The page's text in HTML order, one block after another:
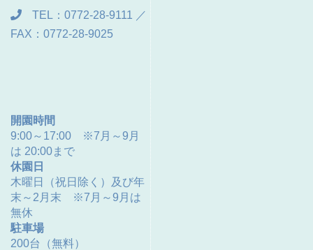
TEL：0772-28-9111 ／
FAX：0772-28-9025
開園時間
9:00～17:00 ※7月～9月
は 20:00まで
休園日
木曜日（祝日除く）及び年
末～2月末 ※7月～9月は
無休
駐車場
200台（無料）